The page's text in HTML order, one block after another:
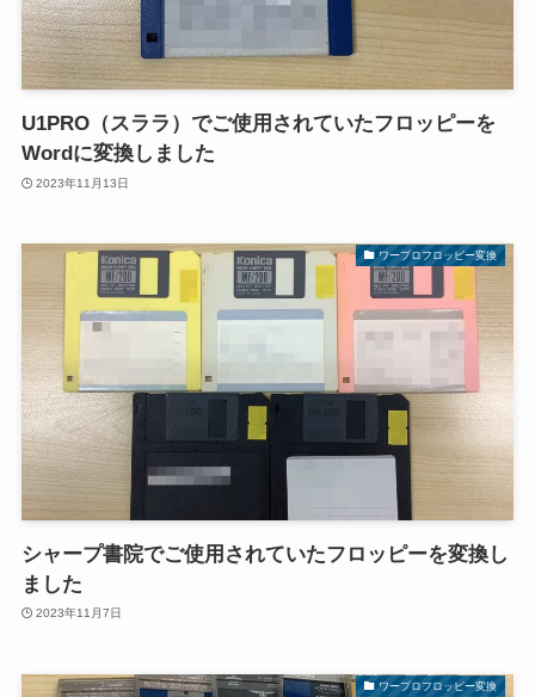
U1PRO（スララ）でご使用されていたフロッピーを
Wordに変換しました
2023年11月13日
ワープロフロッピー変換
シャープ書院でご使用されていたフロッピーを変換し
ました
2023年11月7日
ワープロフロッピー変換